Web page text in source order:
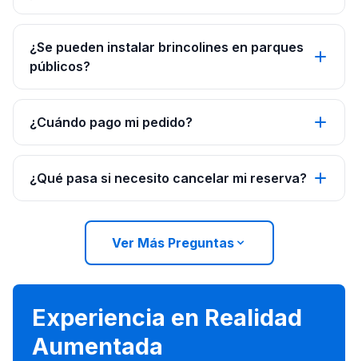
¿Se pueden instalar brincolines en parques
públicos?
¿Cuándo pago mi pedido?
¿Qué pasa si necesito cancelar mi reserva?
Ver Más Preguntas
Experiencia en Realidad
Aumentada